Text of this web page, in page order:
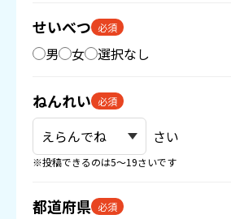
せいべつ 必須
男 女 選択なし
ねんれい 必須
さい
※投稿できるのは5〜19さいです
都道府県 必須